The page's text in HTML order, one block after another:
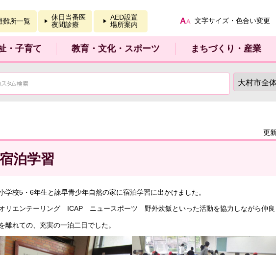
難所一覧
休日当番医
夜間診療
AED設置
場所案内
文字サイズ・色合い変更
・子育て 教育・文化・スポーツ まちづくり・産業
更
宿泊学習
学校5・6年生と諫早青少年自然の家に宿泊学習に出かけました。
リエンテーリング ICAP ニュースポーツ 野外炊飯といった活動を協力しながら仲良
離れての、充実の一泊二日でした。